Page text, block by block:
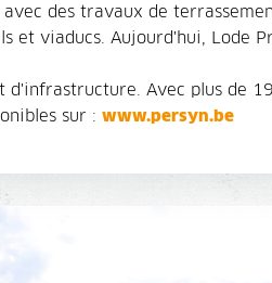
des travaux de
et viaducs. Aujourd'hui, Lode
d'infrastructure. Avec plus de
sur : www.persyn.be